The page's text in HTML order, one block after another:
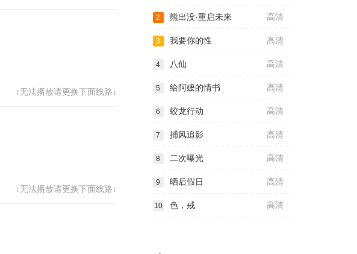
↓无法播放请更换下面线路↓
↓无法播放请更换下面线路↓
高清
2 熊出没·重启未来
高清
3 我要你的性
高清
4 八仙
高清
5 给阿嬷的情书
高清
6 蛟龙行动
高清
7 捕风追影
高清
8 二次曝光
高清
9 晒后假日
高清
10 色，戒